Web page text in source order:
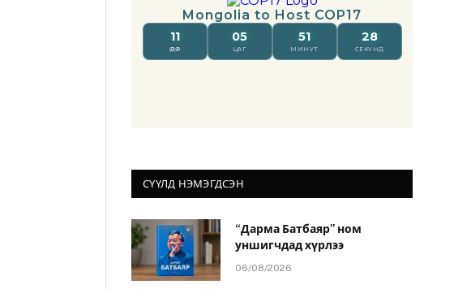
СҮҮЛД НЭМЭГДСЭН
“Дарма Батбаяр” ном
уншигчдад хүрлээ
06/08/2026